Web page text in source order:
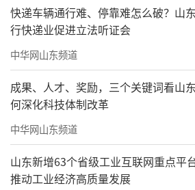
从50万天然珍石的甄选
求，从五恒空气系统的舒
验，君一始终以“当下极致
君一将继续在材质的珍稀里
厘间精进，让科技与人文的
理。
快递车辆通行难、停靠难怎么破？山
行快递业促进立法听证会
中华网山东频道
成果、人才、奖励，三个关键词看山
何深化科技体制改革
中华网山东频道
山东新增63个省级工业互联网重点平台
推动工业经济高质量发展